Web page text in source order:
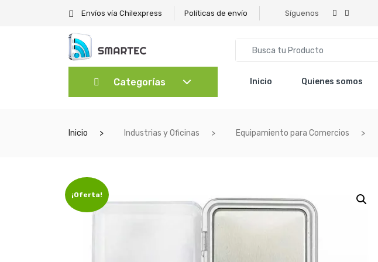
Envíos vía Chilexpress Políticas de envío Síguenos
Categorías Inicio Quienes somos
Inicio Industrias y Oficinas Equipamiento para Comercios
¡Oferta!